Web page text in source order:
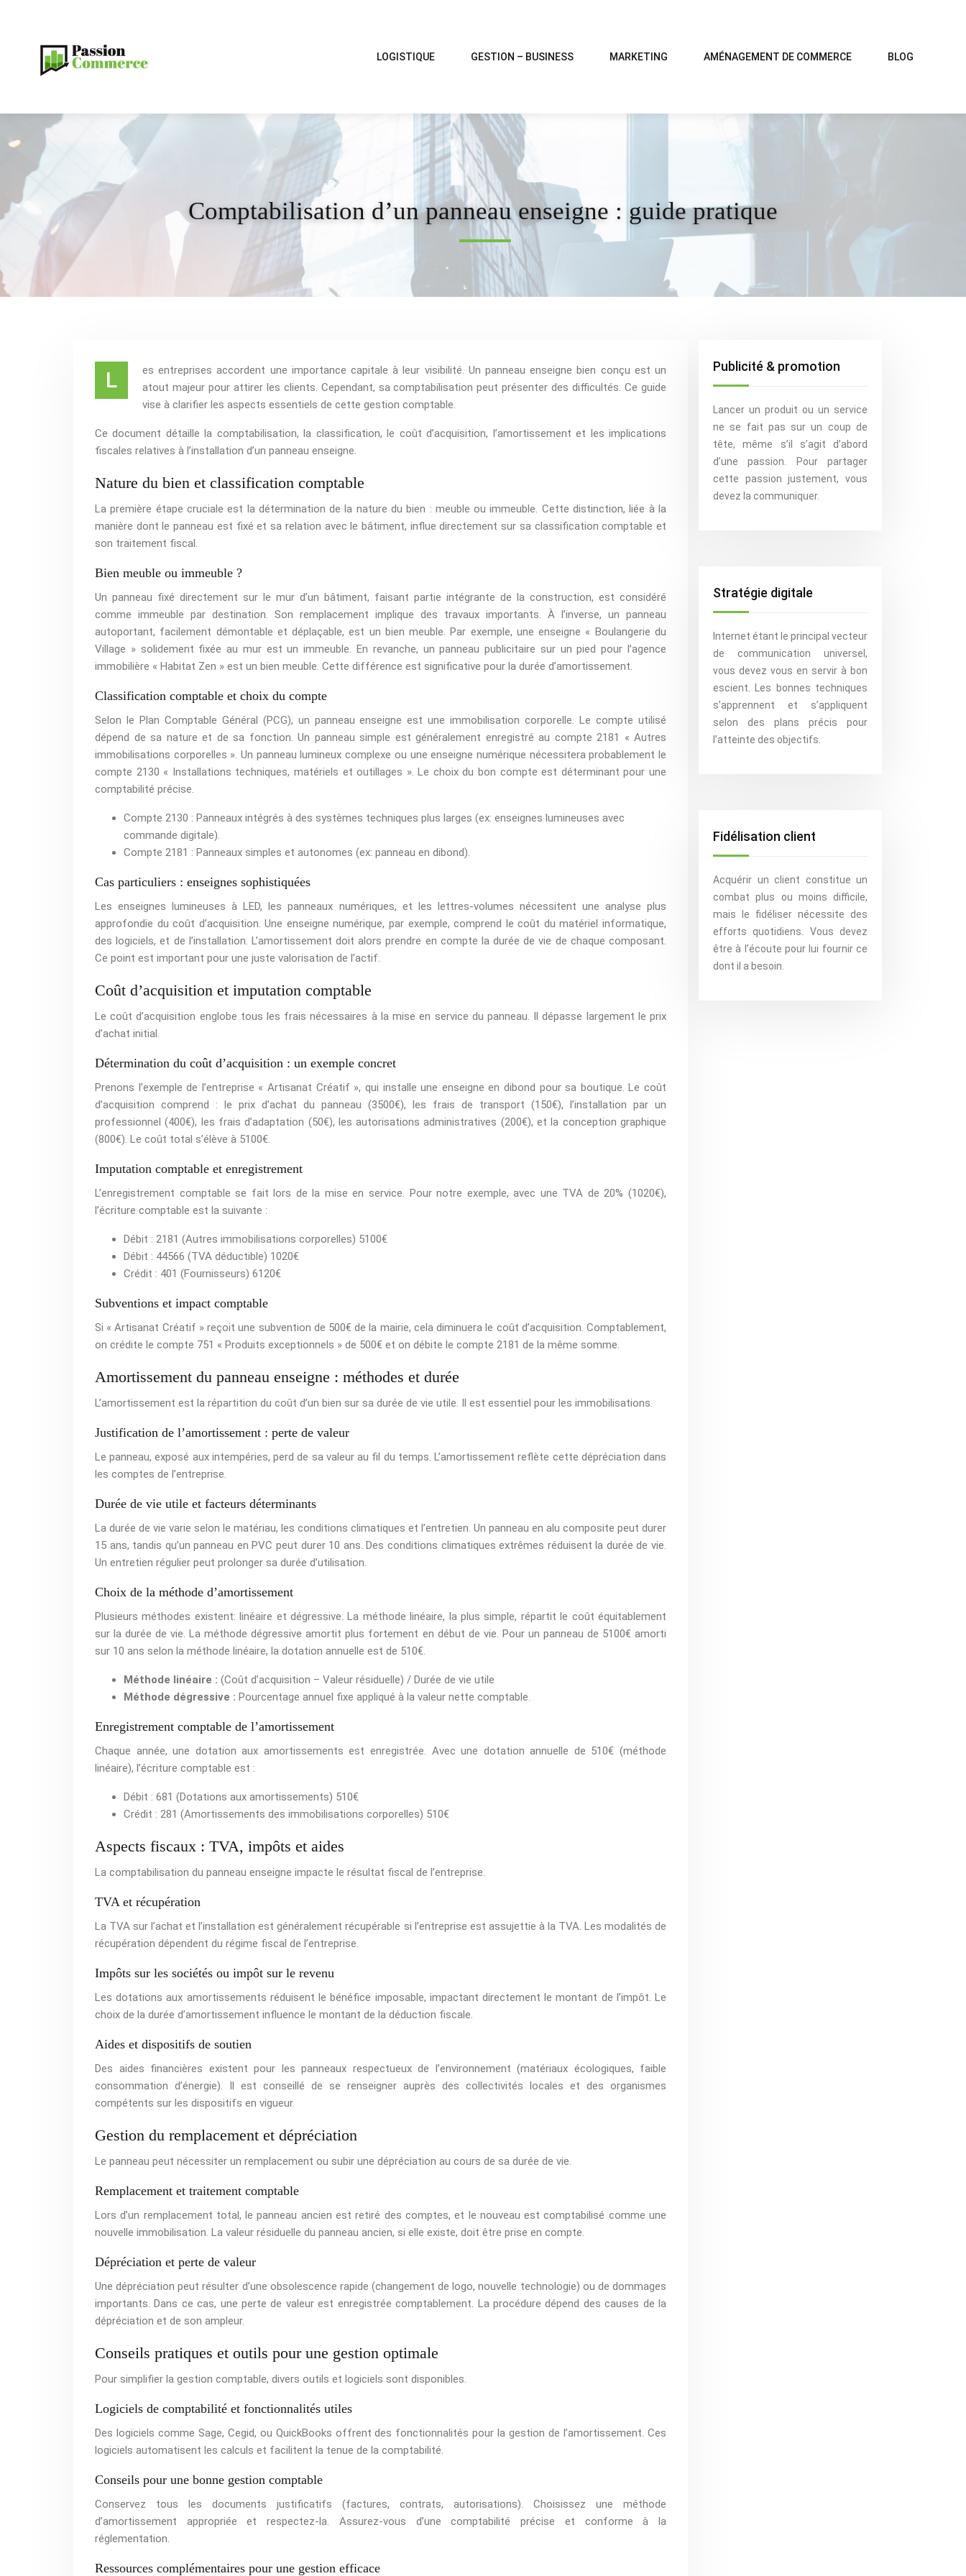
LOGISTIQUE GESTION – BUSINESS MARKETING AMÉNAGEMENT DE COMMERCE BLOG
Comptabilisation d’un panneau enseigne : guide pratique
L
es entreprises accordent une importance capitale à leur visibilité. Un panneau enseigne bien conçu est un
atout majeur pour attirer les clients. Cependant, sa comptabilisation peut présenter des difficultés. Ce guide
vise à clarifier les aspects essentiels de cette gestion comptable.
Ce document détaille la comptabilisation, la classification, le coût d’acquisition, l’amortissement et les implications
fiscales relatives à l’installation d’un panneau enseigne.
Nature du bien et classification comptable
La première étape cruciale est la détermination de la nature du bien : meuble ou immeuble. Cette distinction, liée à la
manière dont le panneau est fixé et sa relation avec le bâtiment, influe directement sur sa classification comptable et
son traitement fiscal.
Bien meuble ou immeuble ?
Un panneau fixé directement sur le mur d’un bâtiment, faisant partie intégrante de la construction, est considéré
comme immeuble par destination. Son remplacement implique des travaux importants. À l’inverse, un panneau
autoportant, facilement démontable et déplaçable, est un bien meuble. Par exemple, une enseigne « Boulangerie du
Village » solidement fixée au mur est un immeuble. En revanche, un panneau publicitaire sur un pied pour l’agence
immobilière « Habitat Zen » est un bien meuble. Cette différence est significative pour la durée d’amortissement.
Classification comptable et choix du compte
Selon le Plan Comptable Général (PCG), un panneau enseigne est une immobilisation corporelle. Le compte utilisé
dépend de sa nature et de sa fonction. Un panneau simple est généralement enregistré au compte 2181 « Autres
immobilisations corporelles ». Un panneau lumineux complexe ou une enseigne numérique nécessitera probablement le
compte 2130 « Installations techniques, matériels et outillages ». Le choix du bon compte est déterminant pour une
comptabilité précise.
Compte 2130 : Panneaux intégrés à des systèmes techniques plus larges (ex: enseignes lumineuses avec
commande digitale).
Compte 2181 : Panneaux simples et autonomes (ex: panneau en dibond).
Cas particuliers : enseignes sophistiquées
Les enseignes lumineuses à LED, les panneaux numériques, et les lettres-volumes nécessitent une analyse plus
approfondie du coût d’acquisition. Une enseigne numérique, par exemple, comprend le coût du matériel informatique,
des logiciels, et de l’installation. L’amortissement doit alors prendre en compte la durée de vie de chaque composant.
Ce point est important pour une juste valorisation de l’actif.
Coût d’acquisition et imputation comptable
Le coût d’acquisition englobe tous les frais nécessaires à la mise en service du panneau. Il dépasse largement le prix
d’achat initial.
Détermination du coût d’acquisition : un exemple concret
Prenons l’exemple de l’entreprise « Artisanat Créatif », qui installe une enseigne en dibond pour sa boutique. Le coût
d’acquisition comprend : le prix d’achat du panneau (3500€), les frais de transport (150€), l’installation par un
professionnel (400€), les frais d’adaptation (50€), les autorisations administratives (200€), et la conception graphique
(800€). Le coût total s’élève à 5100€.
Imputation comptable et enregistrement
L’enregistrement comptable se fait lors de la mise en service. Pour notre exemple, avec une TVA de 20% (1020€),
l’écriture comptable est la suivante :
Débit : 2181 (Autres immobilisations corporelles) 5100€
Débit : 44566 (TVA déductible) 1020€
Crédit : 401 (Fournisseurs) 6120€
Subventions et impact comptable
Si « Artisanat Créatif » reçoit une subvention de 500€ de la mairie, cela diminuera le coût d’acquisition. Comptablement,
on crédite le compte 751 « Produits exceptionnels » de 500€ et on débite le compte 2181 de la même somme.
Amortissement du panneau enseigne : méthodes et durée
L’amortissement est la répartition du coût d’un bien sur sa durée de vie utile. Il est essentiel pour les immobilisations.
Justification de l’amortissement : perte de valeur
Le panneau, exposé aux intempéries, perd de sa valeur au fil du temps. L’amortissement reflète cette dépréciation dans
les comptes de l’entreprise.
Durée de vie utile et facteurs déterminants
La durée de vie varie selon le matériau, les conditions climatiques et l’entretien. Un panneau en alu composite peut durer
15 ans, tandis qu’un panneau en PVC peut durer 10 ans. Des conditions climatiques extrêmes réduisent la durée de vie.
Un entretien régulier peut prolonger sa durée d’utilisation.
Choix de la méthode d’amortissement
Plusieurs méthodes existent: linéaire et dégressive. La méthode linéaire, la plus simple, répartit le coût équitablement
sur la durée de vie. La méthode dégressive amortit plus fortement en début de vie. Pour un panneau de 5100€ amorti
sur 10 ans selon la méthode linéaire, la dotation annuelle est de 510€.
Méthode linéaire : (Coût d’acquisition – Valeur résiduelle) / Durée de vie utile
Méthode dégressive : Pourcentage annuel fixe appliqué à la valeur nette comptable.
Enregistrement comptable de l’amortissement
Chaque année, une dotation aux amortissements est enregistrée. Avec une dotation annuelle de 510€ (méthode
linéaire), l’écriture comptable est :
Débit : 681 (Dotations aux amortissements) 510€
Crédit : 281 (Amortissements des immobilisations corporelles) 510€
Aspects fiscaux : TVA, impôts et aides
La comptabilisation du panneau enseigne impacte le résultat fiscal de l’entreprise.
TVA et récupération
La TVA sur l’achat et l’installation est généralement récupérable si l’entreprise est assujettie à la TVA. Les modalités de
récupération dépendent du régime fiscal de l’entreprise.
Impôts sur les sociétés ou impôt sur le revenu
Les dotations aux amortissements réduisent le bénéfice imposable, impactant directement le montant de l’impôt. Le
choix de la durée d’amortissement influence le montant de la déduction fiscale.
Aides et dispositifs de soutien
Des aides financières existent pour les panneaux respectueux de l’environnement (matériaux écologiques, faible
consommation d’énergie). Il est conseillé de se renseigner auprès des collectivités locales et des organismes
compétents sur les dispositifs en vigueur.
Gestion du remplacement et dépréciation
Le panneau peut nécessiter un remplacement ou subir une dépréciation au cours de sa durée de vie.
Remplacement et traitement comptable
Lors d’un remplacement total, le panneau ancien est retiré des comptes, et le nouveau est comptabilisé comme une
nouvelle immobilisation. La valeur résiduelle du panneau ancien, si elle existe, doit être prise en compte.
Dépréciation et perte de valeur
Une dépréciation peut résulter d’une obsolescence rapide (changement de logo, nouvelle technologie) ou de dommages
importants. Dans ce cas, une perte de valeur est enregistrée comptablement. La procédure dépend des causes de la
dépréciation et de son ampleur.
Conseils pratiques et outils pour une gestion optimale
Pour simplifier la gestion comptable, divers outils et logiciels sont disponibles.
Logiciels de comptabilité et fonctionnalités utiles
Des logiciels comme Sage, Cegid, ou QuickBooks offrent des fonctionnalités pour la gestion de l’amortissement. Ces
logiciels automatisent les calculs et facilitent la tenue de la comptabilité.
Conseils pour une bonne gestion comptable
Conservez tous les documents justificatifs (factures, contrats, autorisations). Choisissez une méthode
d’amortissement appropriée et respectez-la. Assurez-vous d’une comptabilité précise et conforme à la
réglementation.
Ressources complémentaires pour une gestion efficace
Publicité & promotion
Lancer un produit ou un service
ne se fait pas sur un coup de
tête, même s’il s’agit d’abord
d’une passion. Pour partager
cette passion justement, vous
devez la communiquer.
Stratégie digitale
Internet étant le principal vecteur
de communication universel,
vous devez vous en servir à bon
escient. Les bonnes techniques
s’apprennent et s’appliquent
selon des plans précis pour
l’atteinte des objectifs.
Fidélisation client
Acquérir un client constitue un
combat plus ou moins difficile,
mais le fidéliser nécessite des
efforts quotidiens. Vous devez
être à l’écoute pour lui fournir ce
dont il a besoin.